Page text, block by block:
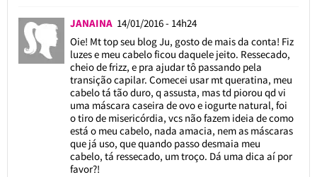
JANAINA 14/01/2016 - 14h24
Oie! Mt top seu blog Ju, gosto de mais da conta! Fiz
luzes e meu cabelo ficou daquele jeito. Ressecado,
cheio de frizz, e pra ajudar tô passando pela
transição capilar. Comecei usar mt queratina, meu
cabelo tá tão duro, q assusta, mas td piorou qd vi
uma máscara caseira de ovo e iogurte natural, foi
o tiro de misericórdia, vcs não fazem ideia de como
está o meu cabelo, nada amacia, nem as máscaras
que já uso, que quando passo desmaia meu
cabelo, tá ressecado, um troço. Dá uma dica aí por
favor?!